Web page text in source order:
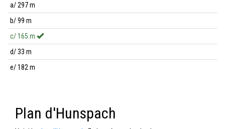
a/ 297 m
b/ 99 m
c/ 165 m
d/ 33 m
e/ 182 m
Plan d'Hunspach